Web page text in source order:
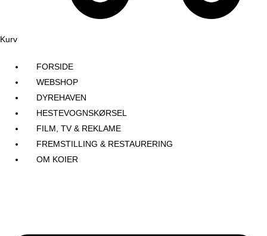
Kurv
FORSIDE
WEBSHOP
DYREHAVEN
HESTEVOGNSKØRSEL
FILM, TV & REKLAME
FREMSTILLING & RESTAURERING​
OM KOIER